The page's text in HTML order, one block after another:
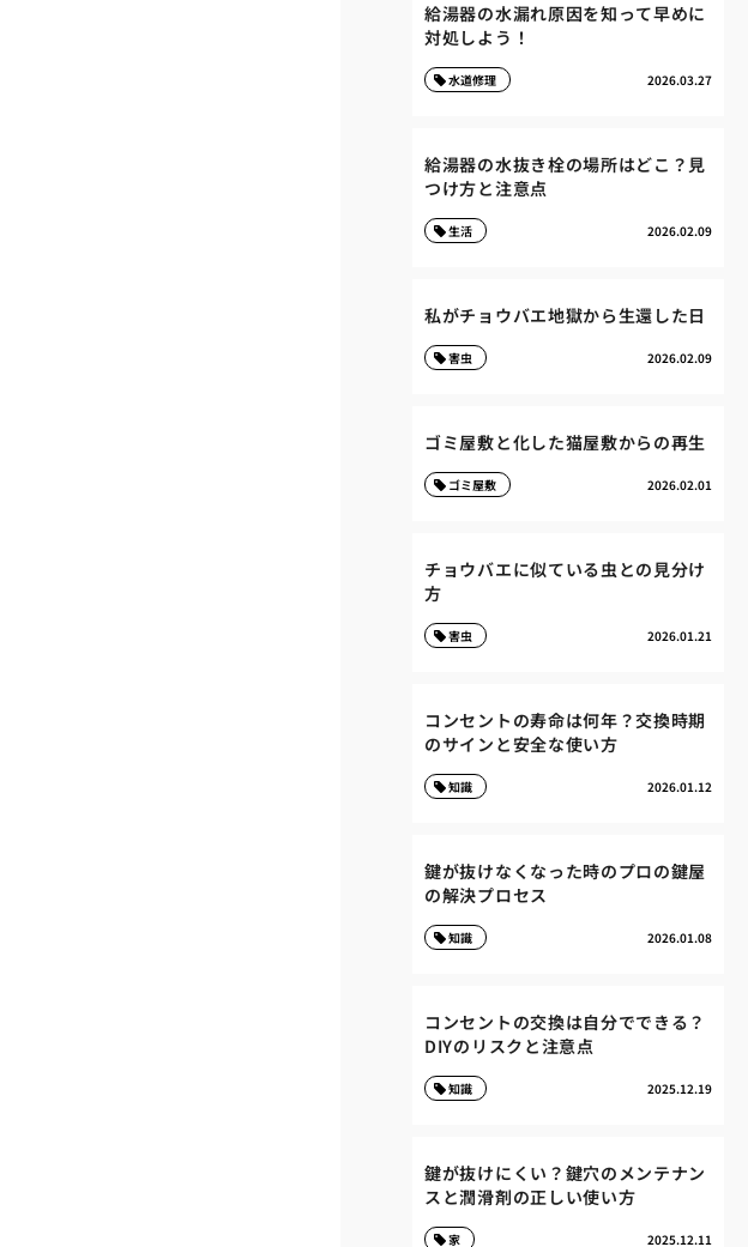
給湯器の水漏れ原因を知って早めに
対処しよう！
2026.03.27
水道修理
給湯器の水抜き栓の場所はどこ？見
つけ方と注意点
2026.02.09
生活
私がチョウバエ地獄から生還した日
2026.02.09
害虫
ゴミ屋敷と化した猫屋敷からの再生
2026.02.01
ゴミ屋敷
チョウバエに似ている虫との見分け
方
2026.01.21
害虫
コンセントの寿命は何年？交換時期
のサインと安全な使い方
2026.01.12
知識
鍵が抜けなくなった時のプロの鍵屋
の解決プロセス
2026.01.08
知識
コンセントの交換は自分でできる？
DIYのリスクと注意点
2025.12.19
知識
鍵が抜けにくい？鍵穴のメンテナン
スと潤滑剤の正しい使い方
2025.12.11
家